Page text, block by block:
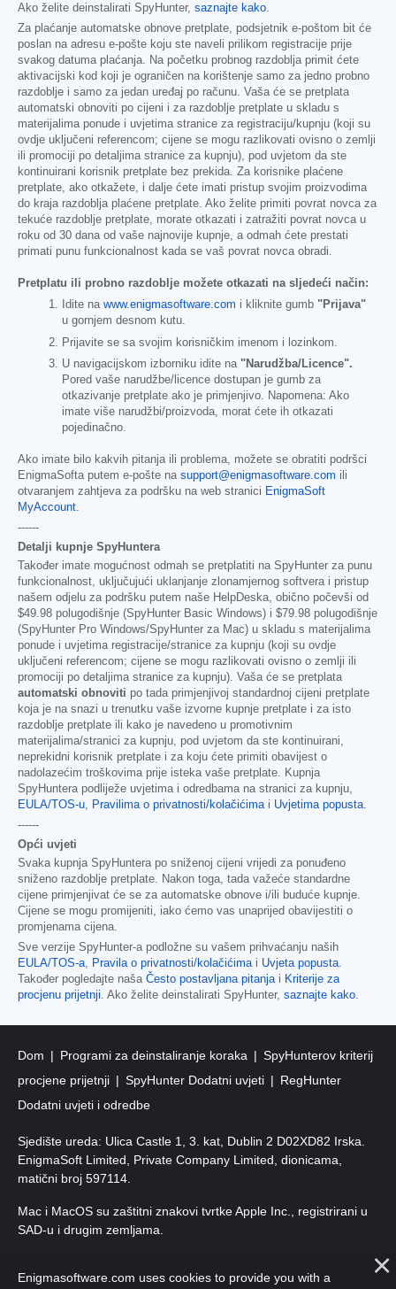
Ako želite deinstalirati SpyHunter, saznajte kako.
Za plaćanje automatske obnove pretplate, podsjetnik e-poštom bit će
poslan na adresu e-pošte koju ste naveli prilikom registracije prije
svakog datuma plaćanja. Na početku probnog razdoblja primit ćete
aktivacijski kod koji je ograničen na korištenje samo za jedno probno
razdoblje i samo za jedan uređaj po računu. Vaša će se pretplata
automatski obnoviti po cijeni i za razdoblje pretplate u skladu s
materijalima ponude i uvjetima stranice za registraciju/kupnju (koji su
ovdje uključeni referencom; cijene se mogu razlikovati ovisno o zemlji
ili promociji po detaljima stranice za kupnju), pod uvjetom da ste
kontinuirani korisnik pretplate bez prekida. Za korisnike plaćene
pretplate, ako otkažete, i dalje ćete imati pristup svojim proizvodima
do kraja razdoblja plaćene pretplate. Ako želite primiti povrat novca za
tekuće razdoblje pretplate, morate otkazati i zatražiti povrat novca u
roku od 30 dana od vaše najnovije kupnje, a odmah ćete prestati
primati punu funkcionalnost kada se vaš povrat novca obradi.
Pretplatu ili probno razdoblje možete otkazati na sljedeći način:
Idite na www.enigmasoftware.com i kliknite gumb "Prijava"
u gornjem desnom kutu.
Prijavite se sa svojim korisničkim imenom i lozinkom.
U navigacijskom izborniku idite na "Narudžba/Licence".
Pored vaše narudžbe/licence dostupan je gumb za
otkazivanje pretplate ako je primjenjivo. Napomena: Ako
imate više narudžbi/proizvoda, morat ćete ih otkazati
pojedinačno.
Ako imate bilo kakvih pitanja ili problema, možete se obratiti podršci
EnigmaSofta putem e-pošte na support@enigmasoftware.com ili
otvaranjem zahtjeva za podršku na web stranici EnigmaSoft
MyAccount.
------
Detalji kupnje SpyHuntera
Također imate mogućnost odmah se pretplatiti na SpyHunter za punu
funkcionalnost, uključujući uklanjanje zlonamjernog softvera i pristup
našem odjelu za podršku putem naše HelpDeska, obično počevši od
$49.98 polugodišnje (SpyHunter Basic Windows) i $79.98 polugodišnje
(SpyHunter Pro Windows/SpyHunter za Mac) u skladu s materijalima
ponude i uvjetima registracije/stranice za kupnju (koji su ovdje
uključeni referencom; cijene se mogu razlikovati ovisno o zemlji ili
promociji po detaljima stranice za kupnju). Vaša će se pretplata
automatski obnoviti po tada primjenjivoj standardnoj cijeni pretplate
koja je na snazi u trenutku vaše izvorne kupnje pretplate i za isto
razdoblje pretplate ili kako je navedeno u promotivnim
materijalima/stranici za kupnju, pod uvjetom da ste kontinuirani,
neprekidni korisnik pretplate i za koju ćete primiti obavijest o
nadolazećim troškovima prije isteka vaše pretplate. Kupnja
SpyHuntera podliježe uvjetima i odredbama na stranici za kupnju,
EULA/TOS-u, Pravilima o privatnosti/kolačićimai Uvjetima popusta.
------
Opći uvjeti
Svaka kupnja SpyHuntera po sniženoj cijeni vrijedi za ponuđeno
sniženo razdoblje pretplate. Nakon toga, tada važeće standardne
cijene primjenjivat će se za automatske obnove i/ili buduće kupnje.
Cijene se mogu promijeniti, iako ćemo vas unaprijed obavijestiti o
promjenama cijena.
Sve verzije SpyHunter-a podložne su vašem prihvaćanju naših
EULA/TOS-a, Pravila o privatnosti/kolačićimai Uvjeta popusta.
Također pogledajte naša Često postavljana pitanjai Kriterije za
procjenu prijetnji. Ako želite deinstalirati SpyHunter, saznajte kako.
Dom Programi za deinstaliranje koraka
SpyHunterov kriterij
procjene prijetnji
SpyHunter Dodatni uvjeti
RegHunter
Dodatni uvjeti i odredbe
Sjedište ureda: Ulica Castle 1, 3. kat, Dublin 2 D02XD82 Irska.
EnigmaSoft Limited, Private Company Limited, dionicama,
matični broj 597114.
Mac i MacOS su zaštitni znakovi tvrtke Apple Inc., registrirani u
SAD-u i drugim zemljama.
pridržana.
Enigmasoftware.com uses cookies to provide you with a